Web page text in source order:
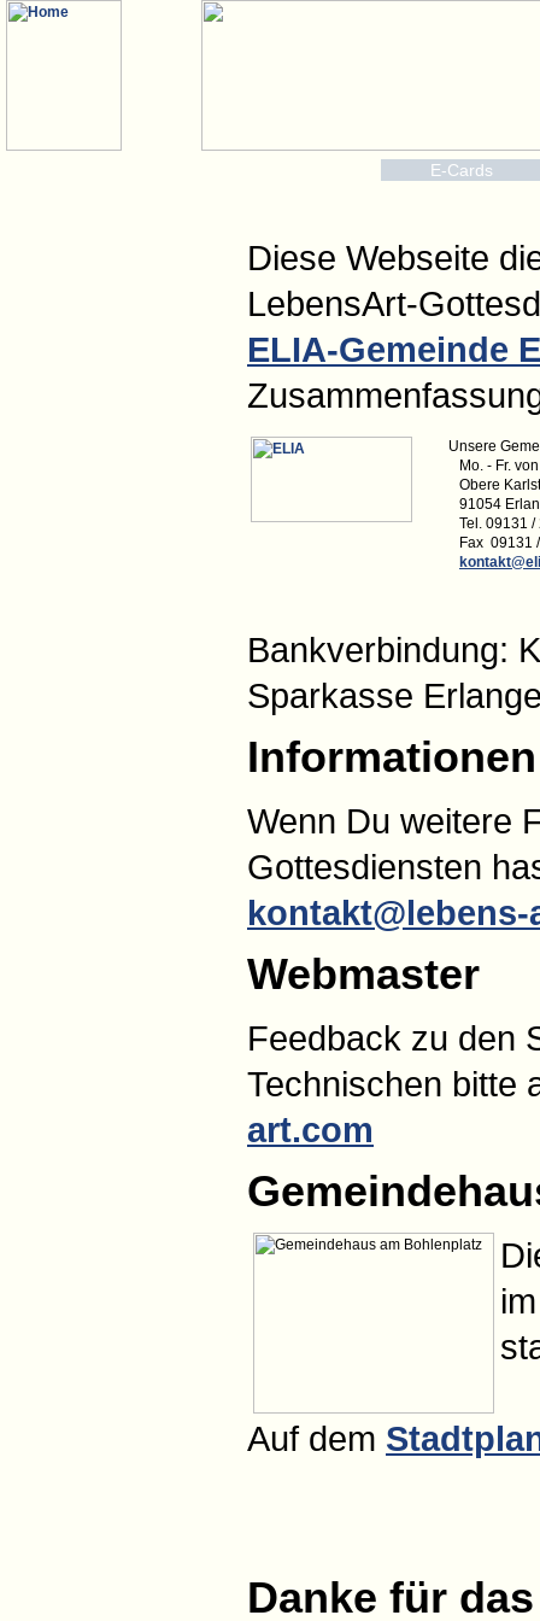
E-Cards
Diese Webseite
LebensArt-
ELIA-Gemeinde
Unsere
Mo. - Fr.
Obere
91054
Tel. 09131 /
Fax 09131
Bankverbindung:
Sparkasse
Wenn Du weitere
Gottesdiensten
Webmaster
Feedback zu den
Technischen bitte
art.com
Auf dem
Danke für